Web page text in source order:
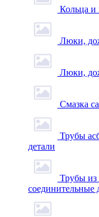
Кольца
Люки,
Люки,
Смазка
Трубы
детали
Трубы
соединительные